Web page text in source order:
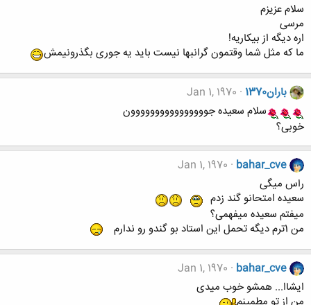
سلام عزیزم
مرسی
اره دیگه از بیکاریه!
ما که مثل شما وقتمون گرانبها نیست باید یه جوری بگذرونیمش
باران1370
Jan 1, 1970
سلام سعیده جوووووووووووووووون
خوبی؟
bahar_cve
Jan 1, 1970
راس میگی
سعیده امتحانو گند زدم
میفتم سعیده میفهمی؟
من 1ترم دیگه تحمل این استاد بو گندو رو ندارم
bahar_cve
Jan 1, 1970
ایشاا... همشو خوب میدی